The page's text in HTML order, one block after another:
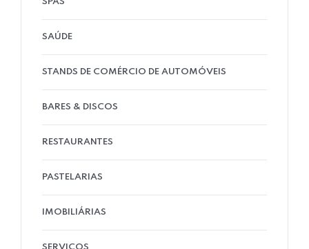
SAÚDE
STANDS DE COMÉRCIO DE AUTOMÓVEIS
BARES & DISCOS
RESTAURANTES
PASTELARIAS
IMOBILIÁRIAS